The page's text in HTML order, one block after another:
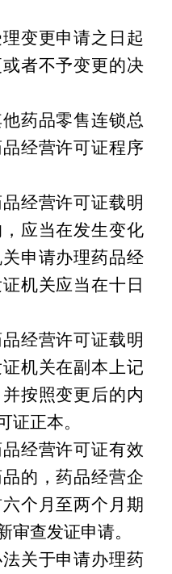
变更申请之日起
者不予变更的决
药品零售连锁总
经营许可证程序
经营许可证载明
应当在发生变化
申请办理药品经
机关应当在十日
经营许可证载明
机关在副本上记
按照变更后的内
证正本。
经营许可证有效
的，药品经营企
个月至两个月期
审查发证申请。
关于申请办理药